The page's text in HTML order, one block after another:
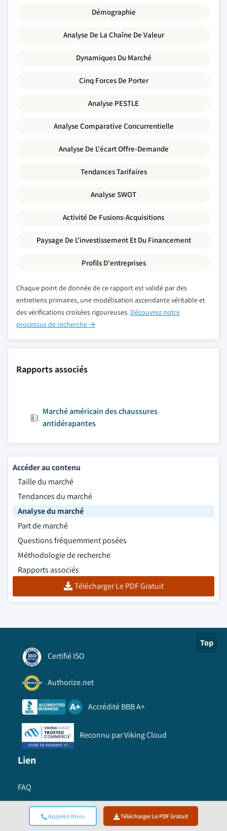
Appelez-Nous Télécharger Le PDF Gratuit
Démographie
Analyse De La Chaîne De Valeur
Dynamiques Du Marché
Cinq Forces De Porter
Analyse PESTLE
Analyse Comparative Concurrentielle
Analyse De L'écart Offre-Demande
Tendances Tarifaires
Analyse SWOT
Activité De Fusions-Acquisitions
Paysage De L'investissement Et Du Financement
Profils D'entreprises
Chaque point de donnée de ce rapport est validé par des
entretiens primaires, une modélisation ascendante véritable et
des vérifications croisées rigoureuses. Découvrez notre
processus de recherche →
Rapports associés
Marché américain des chaussures
antidérapantes
Accéder au contenu
Taille du marché
Tendances du marché
Analyse du marché
Part de marché
Questions fréquemment posées
Méthodologie de recherche
Rapports associés
Télécharger Le PDF Gratuit
Top
Certifié ISO
Authorize.net
Accrédité BBB A+
Reconnu par Viking Cloud
Lien
FAQ
Comment commander
Information